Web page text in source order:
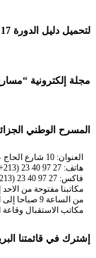
لتحميل دليل الدورة 17 من المهرجان الوطني للمسرح المحترف
مجلة إلكترونية “مسارح” أكتوبر
المسرح الوطني
العنوان: 10 شارع الحاج عمر، 16000، الجزائر
هاتف: 27 97 40 23 (213+)
فاكس: 27 97 40 23 (213+)
مكاتبنا مفتوحة من
من الساعة 9 صباحا إلى الساعة 17 .
مكاتب الاستقبال وقاعة العروض
إشترك في قائمتنا